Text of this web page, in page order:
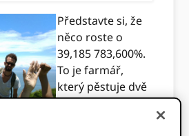
Představte si, že
něco roste o
39,185 783,600%.
To je farmář,
který pěstuje dvě
rajčata a sklízí 0.2